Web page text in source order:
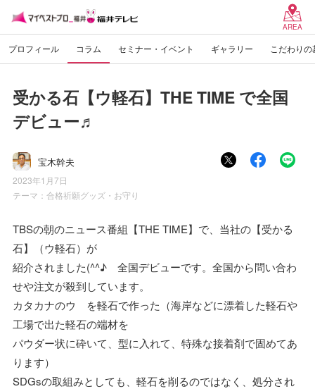
AREA
プロフィール コラム セミナー・イベント ギャラリー こだわりの
受かる石【ウ軽石】THE TIME で全国
デビュー♬
宝木幹夫
2023年1月7日
テーマ： 合格祈願グッズ・お守り
TBSの朝のニュース番組【THE TIME】で、当社の【受かる
石】（ウ軽石）が
紹介されました(^^♪ 全国デビューです。全国から問い合わ
せや注文が殺到しています。
カタカナのウ を軽石で作った（海岸などに漂着した軽石や
工場で出た軽石の端材を
パウダー状に砕いて、型に入れて、特殊な接着剤で固めてあ
ります）
SDGsの取組みとしても、軽石を削るのではなく、処分され